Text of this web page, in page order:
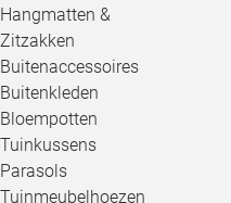
Hangmatten &
Zitzakken
Buitenaccessoires
Buitenkleden
Bloempotten
Tuinkussens
Parasols
Tuinmeubelhoezen